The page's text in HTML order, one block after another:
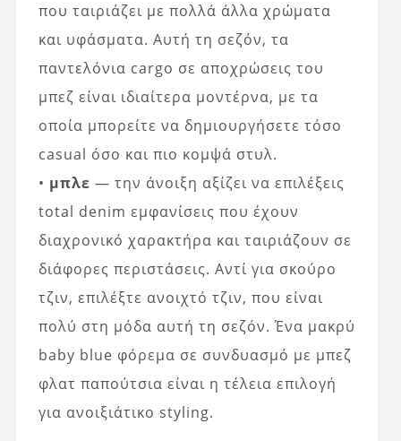
που ταιριάζει με πολλά άλλα χρώματα
και υφάσματα. Αυτή τη σεζόν, τα
παντελόνια cargo σε αποχρώσεις του
μπεζ είναι ιδιαίτερα μοντέρνα, με τα
οποία μπορείτε να δημιουργήσετε τόσο
casual όσο και πιο κομψά στυλ.
• μπλε — την άνοιξη αξίζει να επιλέξεις
total denim εμφανίσεις που έχουν
διαχρονικό χαρακτήρα και ταιριάζουν σε
διάφορες περιστάσεις. Αντί για σκούρο
τζιν, επιλέξτε ανοιχτό τζιν, που είναι
πολύ στη μόδα αυτή τη σεζόν. Ένα μακρύ
baby blue φόρεμα σε συνδυασμό με μπεζ
φλατ παπούτσια είναι η τέλεια επιλογή
για ανοιξιάτικο styling.